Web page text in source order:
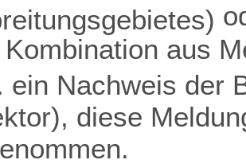
Kombination aus
ein Nachweis der
diese